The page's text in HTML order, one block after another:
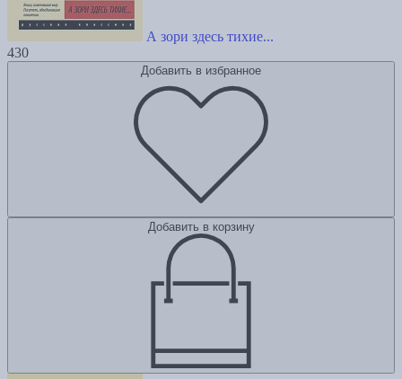
А зори здесь тихие...
430
Добавить в избранное
Добавить в корзину